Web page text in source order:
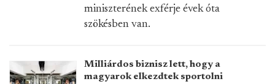
miniszterének exférje évek óta
szökésben van.
Milliárdos biznisz lett, hogy a
magyarok elkezdtek sportolni